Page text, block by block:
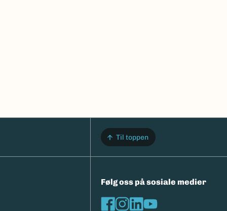
Til toppen
Følg oss på sosiale medier